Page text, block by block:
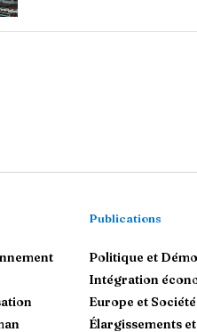
Publications
Politique et
Intégration
Europe et
Élargissements et